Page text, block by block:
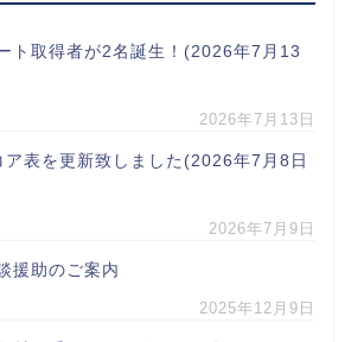
ト取得者が2名誕生！(2026年7月13
2026年7月13日
ア表を更新致しました(2026年7月8日
2026年7月9日
援助のご案内
2025年12月9日